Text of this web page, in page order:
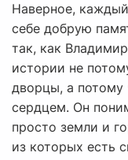
Наверное,
себе добрую
так, как
истории не
дворцы, а потому
сердцем. Он
просто земли и
из которых есть